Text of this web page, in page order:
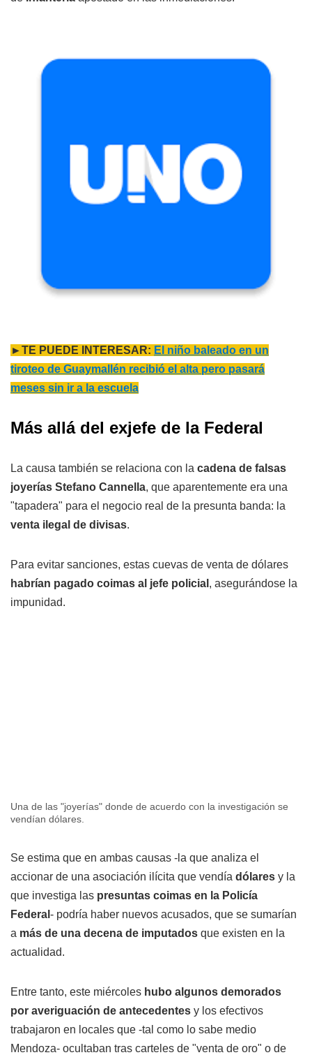
►TE PUEDE INTERESAR: El niño baleado en un
tiroteo de Guaymallén recibió el alta pero pasará
meses sin ir a la escuela
Más allá del exjefe de la Federal
La causa también se relaciona con la cadena de falsas
joyerías Stefano Cannella, que aparentemente era una
"tapadera" para el negocio real de la presunta banda: la
venta ilegal de divisas.
Para evitar sanciones, estas cuevas de venta de dólares
habrían pagado coimas al jefe policial , asegurándose la
impunidad.
Una de las "joyerías" donde de acuerdo con la investigación se
vendían dólares.
Se estima que en ambas causas -la que analiza el
accionar de una asociación ilícita que vendía dólares y la
que investiga las presuntas coimas en la Policía
Federal - podría haber nuevos acusados, que se sumarían
a más de una decena de imputados que existen en la
actualidad.
Entre tanto, este miércoles hubo algunos demorados
por averiguación de antecedentes y los efectivos
trabajaron en locales que -tal como lo sabe medio
Mendoza- ocultaban tras carteles de "venta de oro" o de